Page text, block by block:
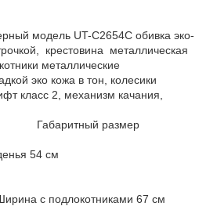
модель UT-C2654С обивка эко-
крестовина металлическая
металлические
эко кожа в тон, колесики
класс 2, механизм качания,
жесткости
размер
54 см
с подлокотниками 67 см